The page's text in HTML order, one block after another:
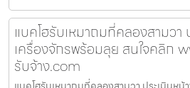
แบคโฮรับเหมาถมที่คลองสามวา
เครื่องจักรพร้อมลุย สนใจคลิก
รับจ้าง.com